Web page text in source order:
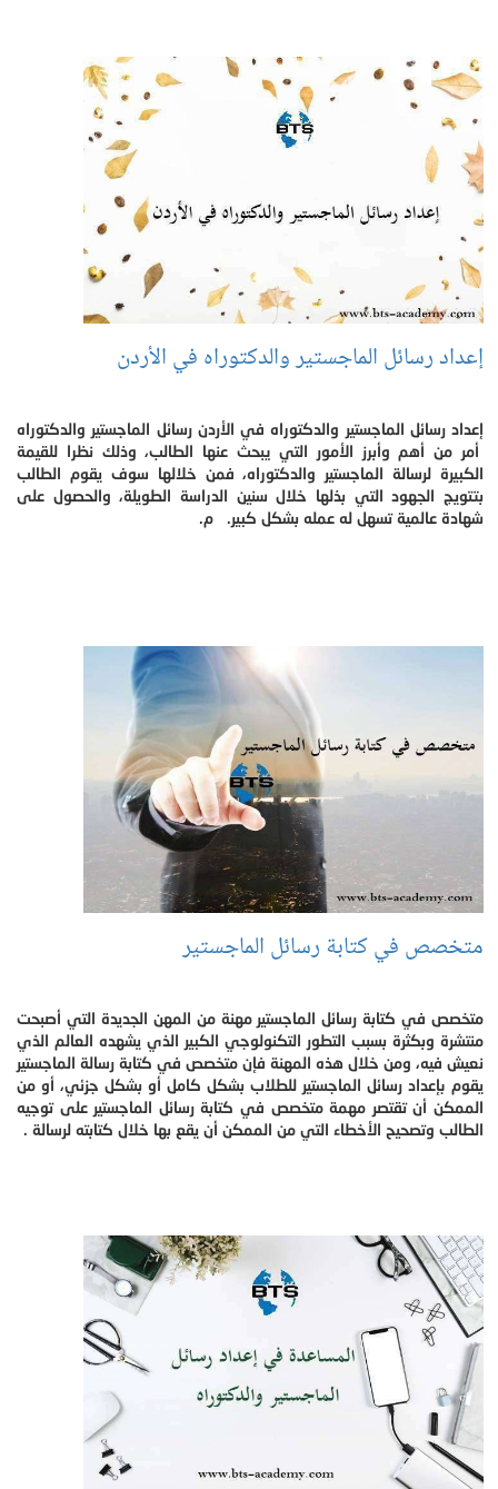
إعداد رسائل الماجستير والدكتوراه في الأردن
إعداد رسائل الماجستير والدكتوراه في الأردن رسائل الماجستير والدكتوراه
أمر من أهم وأبرز الأمور التي يبحث عنها الطالب، وذلك نظرا للقيمة
الكبيرة لرسالة الماجستير والدكتوراه، فمن خلالها سوف يقوم الطالب
بتتويج الجهود التي بذلها خلال سنين الدراسة الطويلة، والحصول على
شهادة عالمية تسهل له عمله بشكل كبير. م.
متخصص في كتابة رسائل الماجستير
متخصص في كتابة رسائل الماجستير مهنة من المهن الجديدة التي أصبحت
منتشرة وبكثرة بسبب التطور التكنولوجي الكبير الذي يشهده العالم الذي
نعيش فيه، ومن خلال هذه المهنة فإن متخصص في كتابة رسالة الماجستير
يقوم بإعداد رسائل الماجستير للطلاب بشكل كامل أو بشكل جزئي، أو من
الممكن أن تقتصر مهمة متخصص في كتابة رسائل الماجستير على توجيه
الطالب وتصحيح الأخطاء التي من الممكن أن يقع بها خلال كتابته لرسالة .